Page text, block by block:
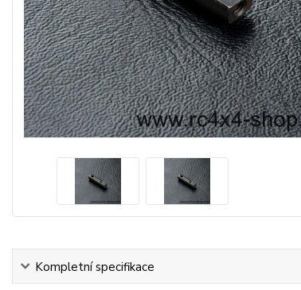
Kompletní specifikace